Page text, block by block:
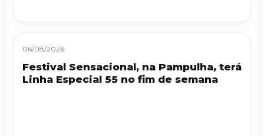
06/08/2026
Festival Sensacional, na Pampulha, terá
Linha Especial 55 no fim de semana